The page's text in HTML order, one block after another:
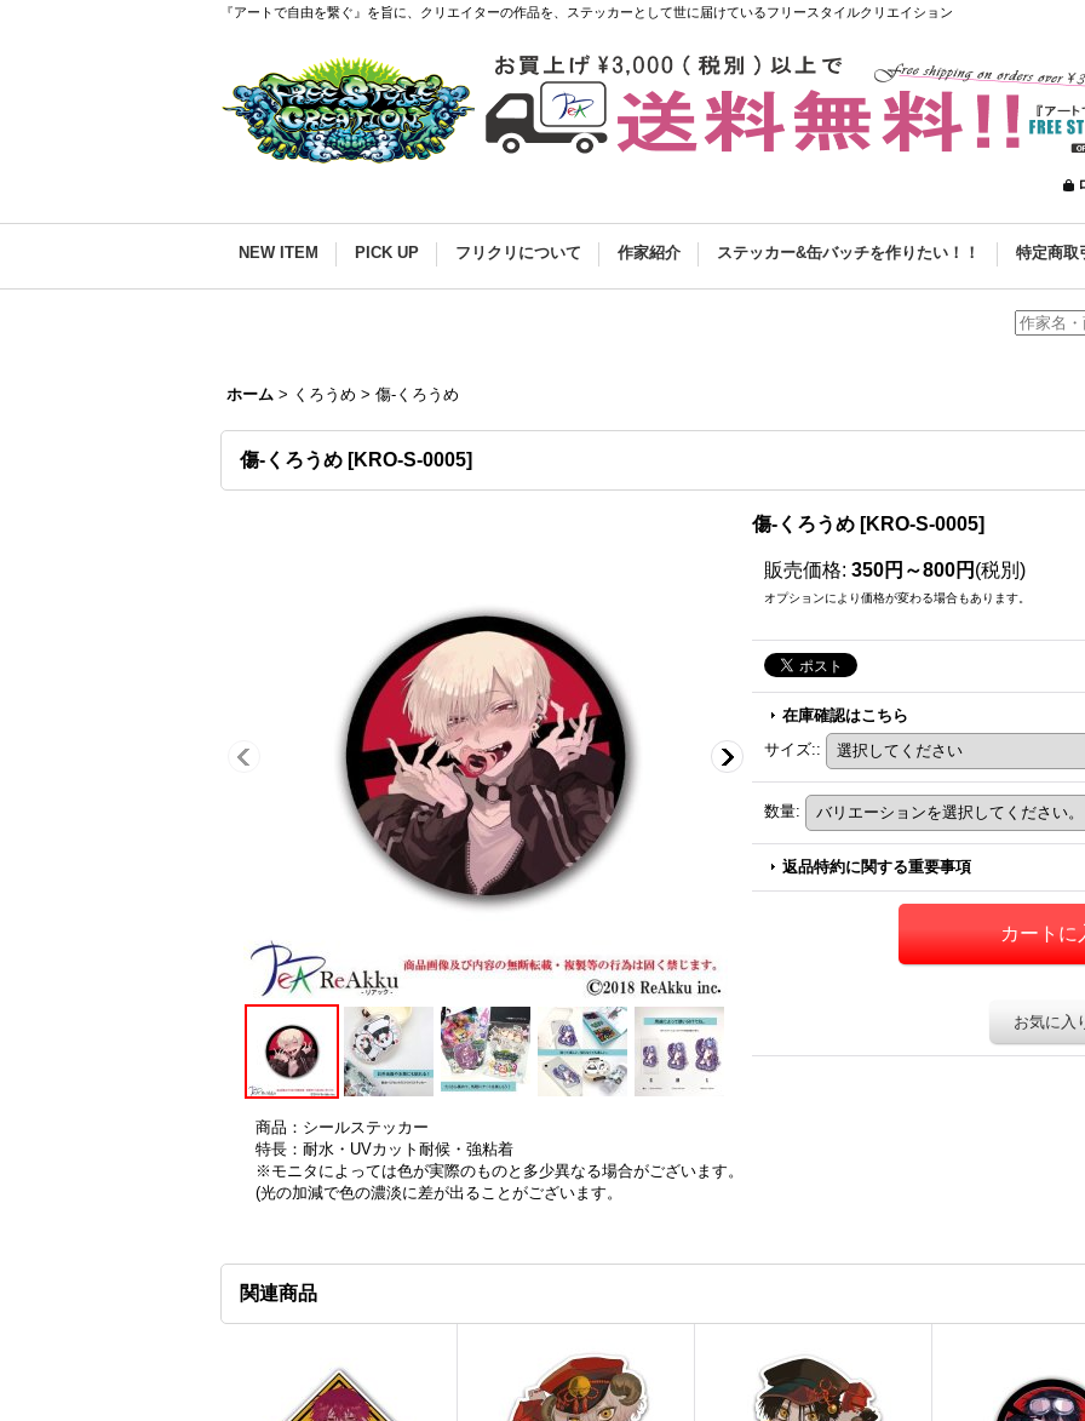
『アートで自由を繋ぐ』を旨に、クリエイターの作品を、ステッカーとして世に届けているフリースタイルクリエイション
NEW ITEM PICK UP フリクリについて 作家紹介 ステッカー&缶バッチを作りたい！！ 特定商取
ホーム > くろうめ > 傷-くろうめ
傷-くろうめ [KRO-S-0005]
傷-くろうめ [KRO-S-0005]
販売価格: 350円～800円 (税別)
オプションにより価格が変わる場合もあります。
在庫確認はこちら
サイズ::
数量:
返品特約に関する重要事項
お気に入
商品：シールステッカー
特長：耐水・UVカット耐候・強粘着
※モニタによっては色が実際のものと多少異なる場合がございます。
(光の加減で色の濃淡に差が出ることがございます。
関連商品